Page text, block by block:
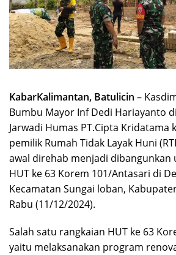
KabarKalimantan, Batulicin –
Bumbu Mayor Inf Dedi Hariayanto
Jarwadi Humas PT.Cipta Kridatama
pemilik Rumah Tidak Layak Huni
awal direhab menjadi dibangunkan
HUT ke 63 Korem 101/Antasari di
Kecamatan Sungai loban,
Rabu (11/12/2024).
Salah satu rangkaian HUT ke 63
yaitu melaksanakan program